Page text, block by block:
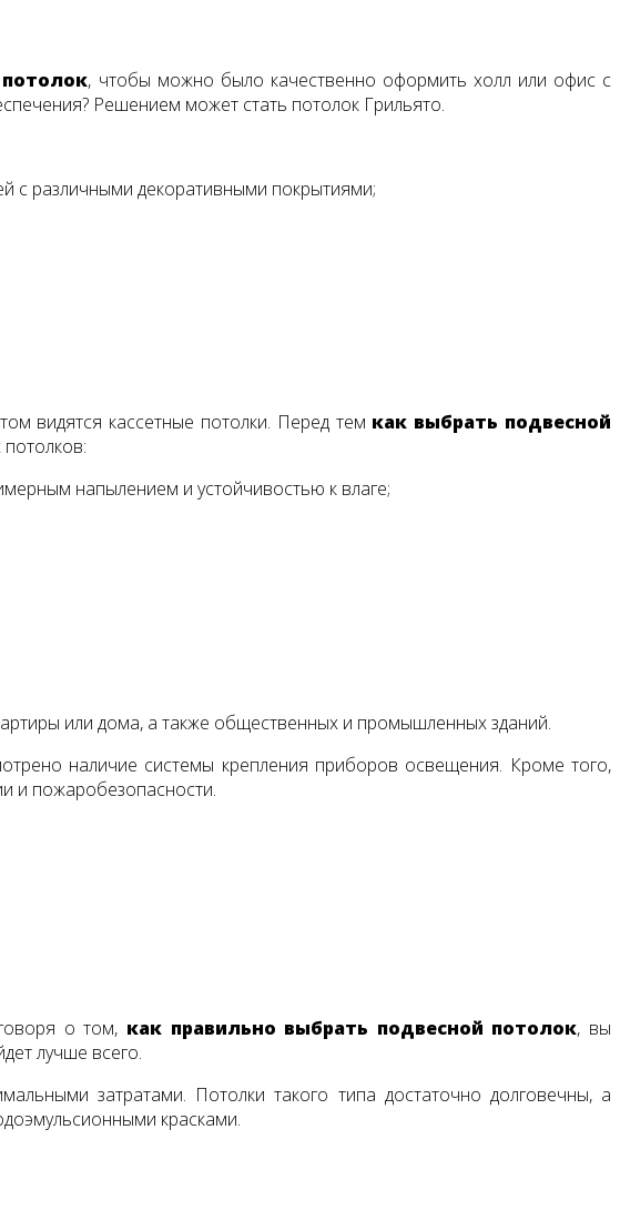
, чтобы можно было качественно оформить холл или офис с
Решением может стать потолок Грильято.
с различными декоративными покрытиями;
видятся кассетные потолки. Перед тем как выбрать подвесной
напылением и устойчивостью к влаге;
или дома, а также общественных и промышленных зданий.
наличие системы крепления приборов освещения. Кроме того,
и пожаробезопасности.
о том, как правильно выбрать подвесной потолок, вы
лучше всего.
затратами. Потолки такого типа достаточно долговечны, а
красками.